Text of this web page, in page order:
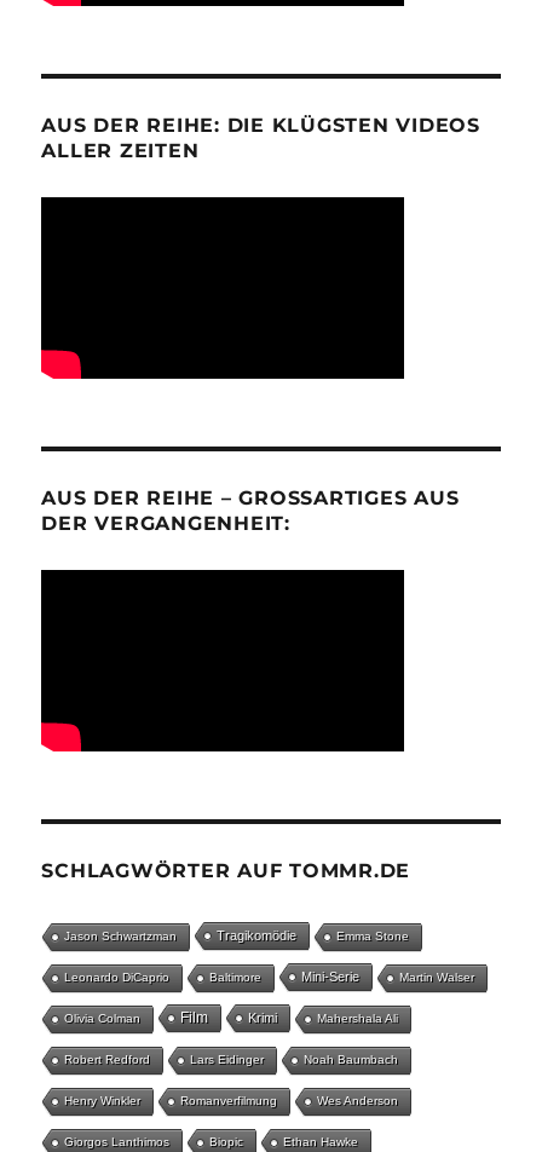
AUS DER REIHE: DIE KLÜGSTEN VIDEOS
ALLER ZEITEN
AUS DER REIHE – GROSSARTIGES AUS D
ER VERGANGENHEIT:
SCHLAGWÖRTER AUF TOMMR.DE
Jason Schwartzman Tragikomödie Emma Stone
Leonardo DiCaprio Baltimore Mini-Serie Martin Walser
Olivia Colman Film Krimi Mahershala Ali
Robert Redford Lars Eidinger Noah Baumbach
Henry Winkler Romanverfilmung Wes Anderson
Giorgos Lanthimos Biopic Ethan Hawke